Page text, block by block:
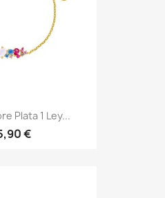
Plata 1 Ley...
€